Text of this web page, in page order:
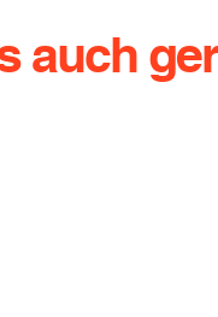
auch